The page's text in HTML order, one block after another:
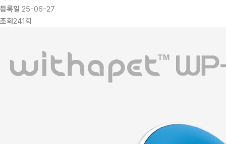
등록일 25-06-27
조회 241회